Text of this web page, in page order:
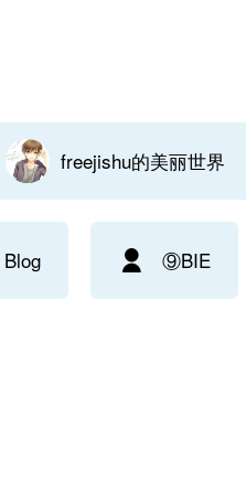
freejishu的美丽世界
⑨BIE